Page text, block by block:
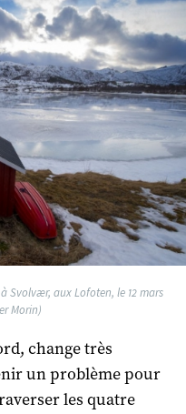
Svolvær, aux Lofoten, le 12 mars
Morin)
change très
un problème pour
les quatre